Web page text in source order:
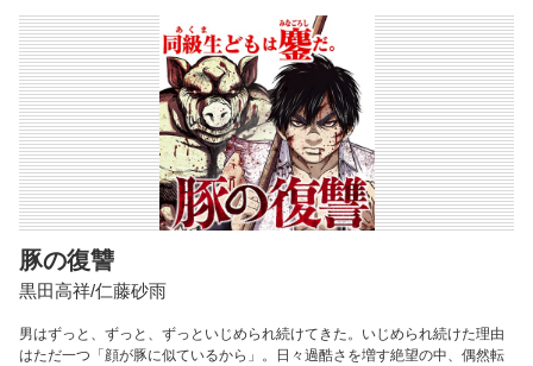
豚の復讐
黒田高祥/仁藤砂雨
男はずっと、ずっと、ずっといじめられ続けてきた。いじめられ続けた理由
はただ一つ「顔が豚に似ているから」。日々過酷さを増す絶望の中、偶然転